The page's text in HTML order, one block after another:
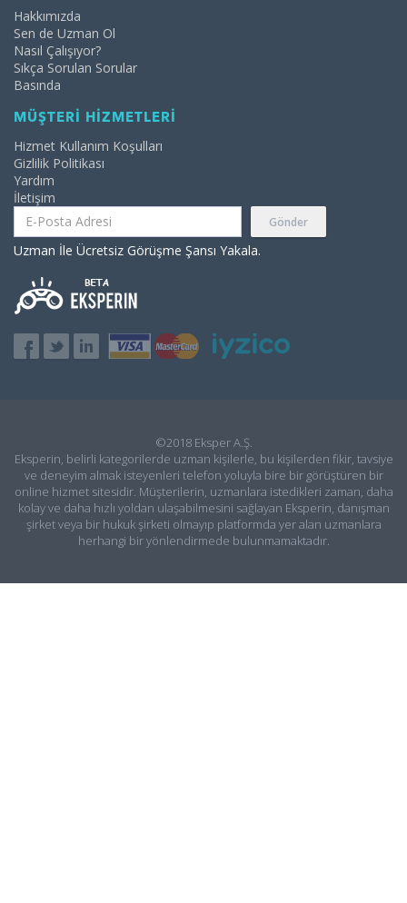
Hakkımızda
Sen de Uzman Ol
Nasıl Çalışıyor?
Sıkça Sorulan Sorular
Basında
MÜŞTERİ HİZMETLERİ
Hizmet Kullanım Koşulları
Gizlilik Politikası
Yardım
İletişim
Gönder
Uzman İle Ücretsiz Görüşme Şansı Yakala.
©2018 Eksper A.Ş.
Eksperin, belirli kategorilerde uzman kişilerle, bu kişilerden fikir, tavsiye
ve deneyim almak isteyenleri telefon yoluyla bire bir görüştüren bir
online hizmet sitesidir. Müşterilerin, uzmanlara istedikleri zaman, daha
kolay ve daha hızlı yoldan ulaşabilmesini sağlayan Eksperin, danışman
şirket veya bir hukuk şirketi olmayıp platformda yer alan uzmanlara
herhangi bir yönlendirmede bulunmamaktadır.